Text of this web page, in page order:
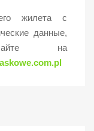
жилета с
данные,
на